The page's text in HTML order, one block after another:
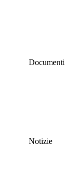
Documenti
Notizie